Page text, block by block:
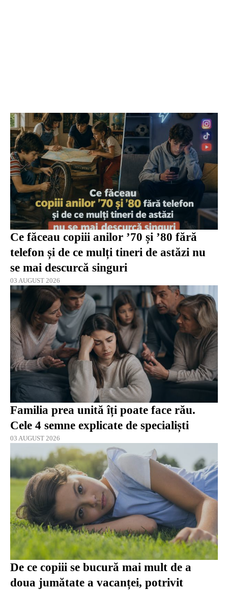
Ce făceau copiii anilor ’70 și ’80 fără
telefon și de ce mulți tineri de astăzi nu
se mai descurcă singuri
03 AUGUST 2026
Familia prea unită îți poate face rău.
Cele 4 semne explicate de specialiști
03 AUGUST 2026
De ce copiii se bucură mai mult de a
doua jumătate a vacanței, potrivit